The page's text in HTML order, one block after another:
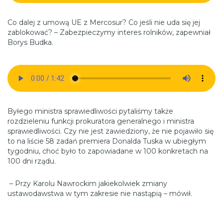
Co dalej z umową UE z Mercosur? Co jeśli nie uda się jej
zablokować? – Zabezpieczymy interes rolników, zapewniał
Borys Budka.
Byłego ministra sprawiedliwości pytaliśmy także
rozdzieleniu funkcji prokuratora generalnego i ministra
sprawiedliwości. Czy nie jest zawiedziony, że nie pojawiło się
to na liście 58 zadań premiera Donalda Tuska w ubiegłym
tygodniu, choć było to zapowiadane w 100 konkretach na
100 dni rządu.
– Przy Karolu Nawrockim jakiekolwiek zmiany
ustawodawstwa w tym zakresie nie nastąpią – mówił.